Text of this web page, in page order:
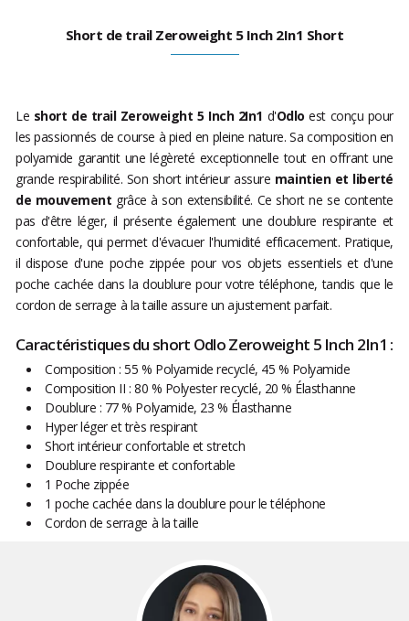
Short de trail Zeroweight 5 Inch 2In1 Short
Le short de trail Zeroweight 5 Inch 2In1 d'Odlo est conçu pour
les passionnés de course à pied en pleine nature. Sa composition en
polyamide garantit une légèreté exceptionnelle tout en offrant une
grande respirabilité. Son short intérieur assure maintien et liberté
de mouvement grâce à son extensibilité. Ce short ne se contente
pas d'être léger, il présente également une doublure respirante et
confortable, qui permet d'évacuer l'humidité efficacement. Pratique,
il dispose d'une poche zippée pour vos objets essentiels et d'une
poche cachée dans la doublure pour votre téléphone, tandis que le
cordon de serrage à la taille assure un ajustement parfait.
Caractéristiques du short Odlo Zeroweight 5 Inch 2In1 :
Composition : 55 % Polyamide recyclé, 45 % Polyamide
Composition II : 80 % Polyester recyclé, 20 % Élasthanne
Doublure : 77 % Polyamide, 23 % Élasthanne
Hyper léger et très respirant
Short intérieur confortable et stretch
Doublure respirante et confortable
1 Poche zippée
1 poche cachée dans la doublure pour le téléphone
Cordon de serrage à la taille